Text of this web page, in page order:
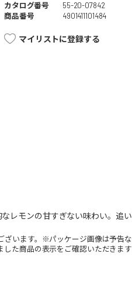
カタログ番号
55-20-07842
商品番号
4901411101484
マイリストに登録する
レモンの甘すぎない味わい。追い
います。※パッケージ画像は予告
た商品の表示をご確認いただきます